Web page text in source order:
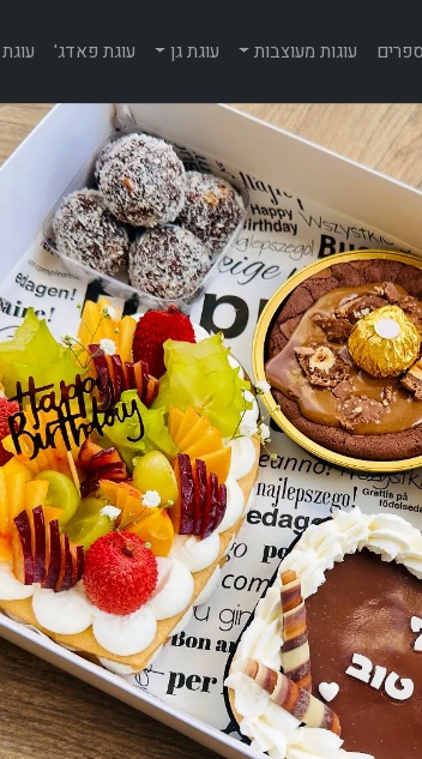
עוגות מעוצבות עוגת גן עוגת פאדג'